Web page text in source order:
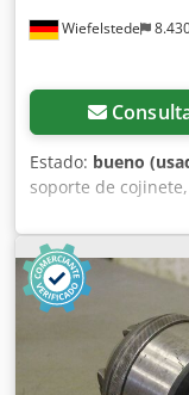
Wiefelstede
Estado: bueno
soporte de
fresadora -
40 mm / altura 108
mm, altura 15 mm
plano técnico en
140/73/Alt.155 mm